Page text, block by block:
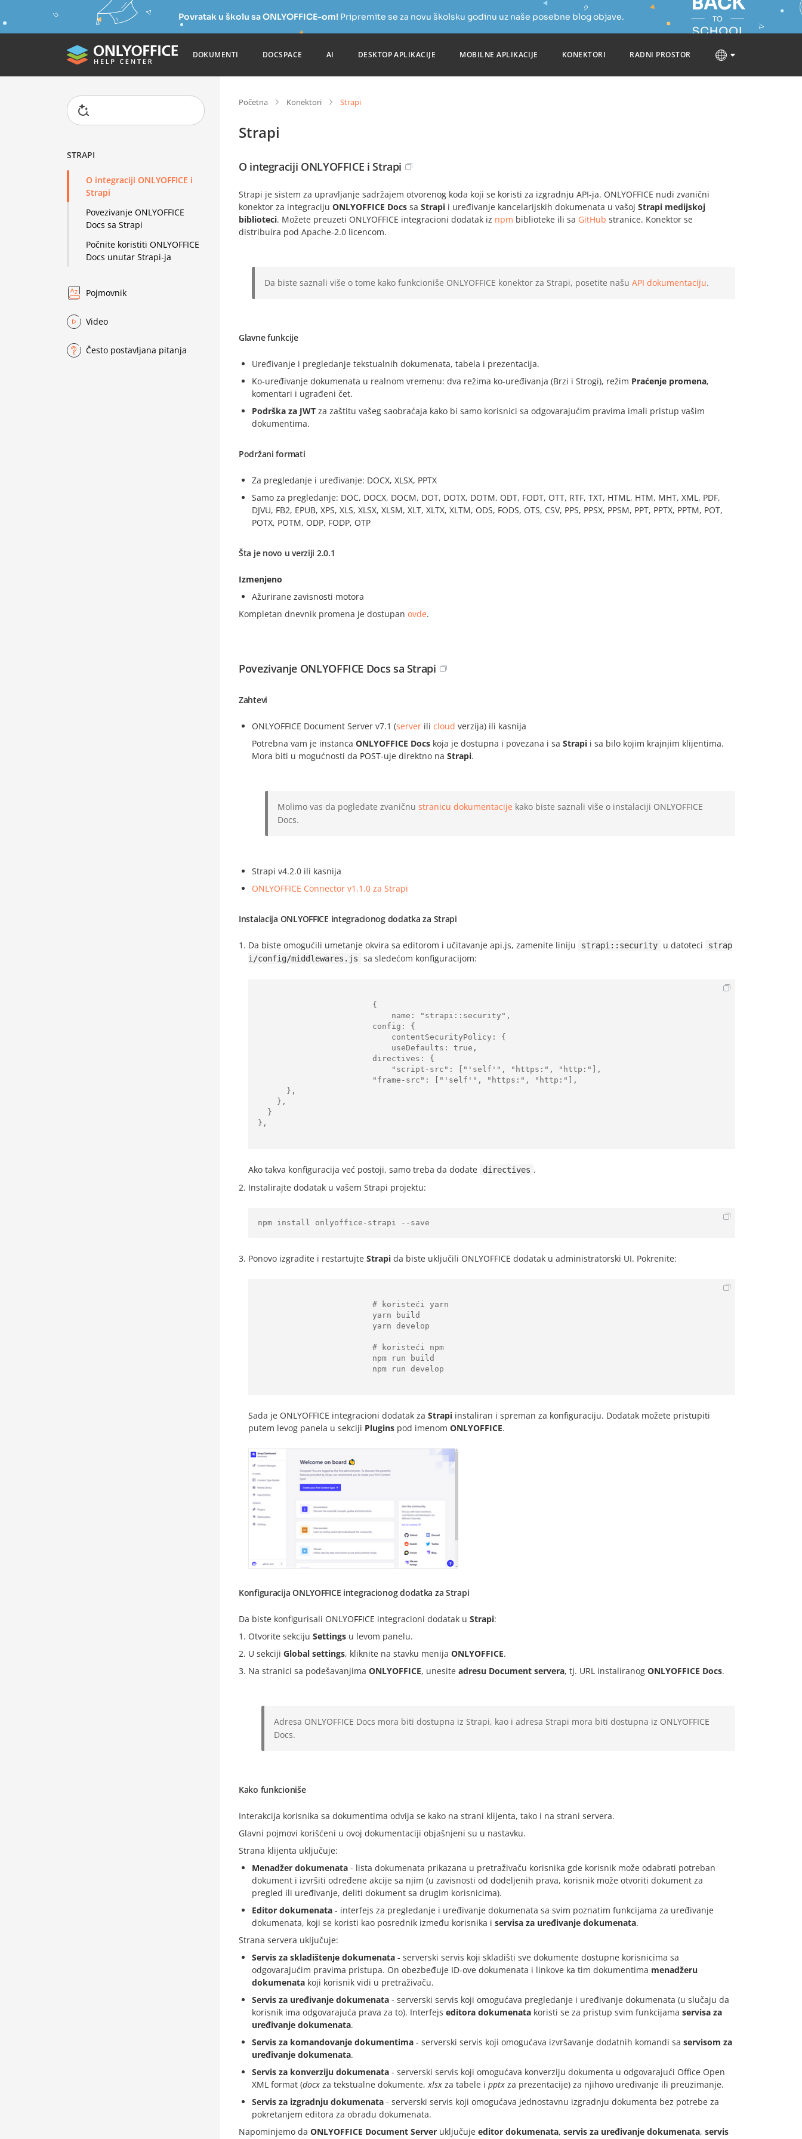
Povratak u školu sa ONLYOFFICE-om!Pripremite se za novu školsku godinu uz naše posebne blog objave.
DOKUMENTI DOCSPACE AI DESKTOP APLIKACIJE MOBILNE APLIKACIJE KONEKTORI RADNI PROSTOR
STRAPI
O integraciji ONLYOFFICE i
Strapi
Povezivanje ONLYOFFICE
Docs sa Strapi
Počnite koristiti ONLYOFFICE
Docs unutar Strapi-ja
Pojmovnik
Video
Često postavljana pitanja
Početna Konektori Strapi
Strapi
O integraciji ONLYOFFICE i Strapi
Strapi je sistem za upravljanje sadržajem otvorenog koda koji se koristi za izgradnju API-ja. ONLYOFFICE nudi zvanični
konektor za integraciju ONLYOFFICE Docs sa Strapi i uređivanje kancelarijskih dokumenata u vašoj Strapi medijskoj
biblioteci. Možete preuzeti ONLYOFFICE integracioni dodatak iz npm biblioteke ili sa GitHub stranice. Konektor se
distribuira pod Apache-2.0 licencom.
Da biste saznali više o tome kako funkcioniše ONLYOFFICE konektor za Strapi, posetite našu API dokumentaciju.
Glavne funkcije
Uređivanje i pregledanje tekstualnih dokumenata, tabela i prezentacija.
Ko-uređivanje dokumenata u realnom vremenu: dva režima ko-uređivanja (Brzi i Strogi), režim Praćenje promena,
komentari i ugrađeni čet.
Podrška za JWT za zaštitu vašeg saobraćaja kako bi samo korisnici sa odgovarajućim pravima imali pristup vašim
dokumentima.
Podržani formati
Za pregledanje i uređivanje: DOCX, XLSX, PPTX
Samo za pregledanje: DOC, DOCX, DOCM, DOT, DOTX, DOTM, ODT, FODT, OTT, RTF, TXT, HTML, HTM, MHT, XML, PDF,
DJVU, FB2, EPUB, XPS, XLS, XLSX, XLSM, XLT, XLTX, XLTM, ODS, FODS, OTS, CSV, PPS, PPSX, PPSM, PPT, PPTX, PPTM, POT,
POTX, POTM, ODP, FODP, OTP
Šta je novo u verziji 2.0.1
Izmenjeno
Ažurirane zavisnosti motora
Kompletan dnevnik promena je dostupan ovde.
Povezivanje ONLYOFFICE Docs sa Strapi
Zahtevi
ONLYOFFICE Document Server v7.1 (server ili cloud verzija) ili kasnija
Potrebna vam je instanca ONLYOFFICE Docs koja je dostupna i povezana i sa Strapi i sa bilo kojim krajnjim klijentima.
Mora biti u mogućnosti da POST-uje direktno na Strapi.
Molimo vas da pogledate zvaničnu stranicu dokumentacije kako biste saznali više o instalaciji ONLYOFFICE
Docs.
Strapi v4.2.0 ili kasnija
ONLYOFFICE Connector v1.1.0 za Strapi
Instalacija ONLYOFFICE integracionog dodatka za Strapi
Da biste omogućili umetanje okvira sa editorom i učitavanje api.js, zamenite liniju strapi::security u datoteci
strap
i/config/middlewares.js
sa sledećom konfiguracijom:
},
Ako takva konfiguracija već postoji, samo treba da dodate directives .
Instalirajte dodatak u vašem Strapi projektu:
npm install onlyoffice-strapi --save
Ponovo izgradite i restartujte Strapi da biste uključili ONLYOFFICE dodatak u administratorski UI. Pokrenite:
Sada je ONLYOFFICE integracioni dodatak za Strapi instaliran i spreman za konfiguraciju. Dodatak možete pristupiti
putem levog panela u sekciji Plugins pod imenom ONLYOFFICE.
Konfiguracija ONLYOFFICE integracionog dodatka za Strapi
Da biste konfigurisali ONLYOFFICE integracioni dodatak u Strapi:
Otvorite sekciju Settings u levom panelu.
U sekciji Global settings, kliknite na stavku menija ONLYOFFICE.
Na stranici sa podešavanjima ONLYOFFICE, unesite adresu Document servera, tj. URL instaliranog ONLYOFFICE Docs.
Adresa ONLYOFFICE Docs mora biti dostupna iz Strapi, kao i adresa Strapi mora biti dostupna iz ONLYOFFICE
Docs.
Kako funkcioniše
Interakcija korisnika sa dokumentima odvija se kako na strani klijenta, tako i na strani servera.
Glavni pojmovi korišćeni u ovoj dokumentaciji objašnjeni su u nastavku.
Strana klijenta uključuje:
Menadžer dokumenata - lista dokumenata prikazana u pretraživaču korisnika gde korisnik može odabrati potreban
dokument i izvršiti određene akcije sa njim (u zavisnosti od dodeljenih prava, korisnik može otvoriti dokument za
pregled ili uređivanje, deliti dokument sa drugim korisnicima).
Editor dokumenata - interfejs za pregledanje i uređivanje dokumenata sa svim poznatim funkcijama za uređivanje
dokumenata, koji se koristi kao posrednik između korisnika i servisa za uređivanje dokumenata.
Strana servera uključuje:
Servis za skladištenje dokumenata - serverski servis koji skladišti sve dokumente dostupne korisnicima sa
odgovarajućim pravima pristupa. On obezbeđuje ID-ove dokumenata i linkove ka tim dokumentima menadžeru
dokumenata koji korisnik vidi u pretraživaču.
Servis za uređivanje dokumenata - serverski servis koji omogućava pregledanje i uređivanje dokumenata (u slučaju da
korisnik ima odgovarajuća prava za to). Interfejs editora dokumenata koristi se za pristup svim funkcijama servisa za
uređivanje dokumenata.
Servis za komandovanje dokumentima - serverski servis koji omogućava izvršavanje dodatnih komandi sa servisom za
uređivanje dokumenata.
Servis za konverziju dokumenata - serverski servis koji omogućava konverziju dokumenta u odgovarajući Office Open
XML format (docx za tekstualne dokumente,xlsx za tabele i pptx za prezentacije) za njihovo uređivanje ili preuzimanje.
Servis za izgradnju dokumenata - serverski servis koji omogućava jednostavnu izgradnju dokumenta bez potrebe za
pokretanjem editora za obradu dokumenata.
Napominjemo da ONLYOFFICE Document Server uključuje editor dokumenata, servis za uređivanje dokumenata, servis